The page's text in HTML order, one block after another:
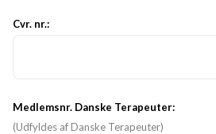
Cvr. nr.:
Medlemsnr. Danske Terapeuter:
(Udfyldes af Danske Terapeuter)